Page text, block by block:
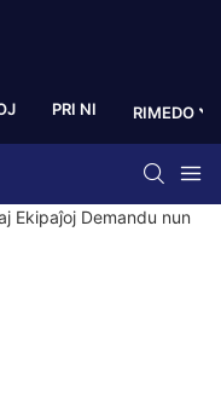
PRI NI RIMEDO